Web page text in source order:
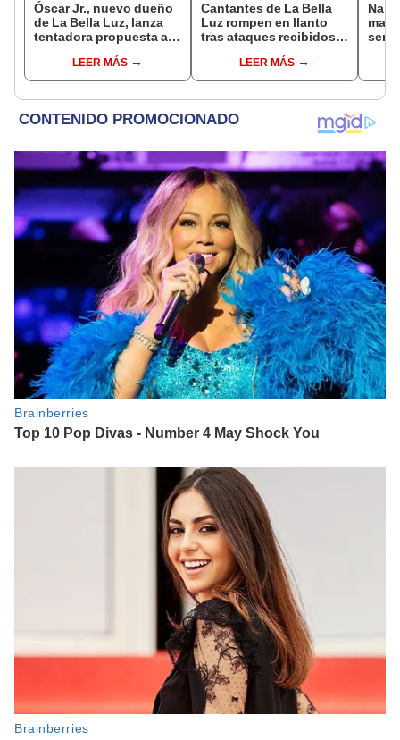
Óscar Jr., nuevo dueño
de La Bella Luz, lanza
tentadora propuesta a
denuncia por
tocamientos: “Va a
LEER MÁS
Cantantes de La Bella
Luz rompen en llanto
tras ataques recibidos
Saldaña: “Paren, por
favor”
LEER MÁS